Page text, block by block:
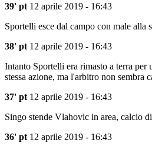
39' pt 12 aprile 2019 - 16:43
Sportelli esce dal campo con male alla
38' pt 12 aprile 2019 - 16:43
Intanto Sportelli era rimasto a terra
stessa azione, ma l'arbitro non sembra
37' pt 12 aprile 2019 - 16:43
Singo stende Vlahovic in area, calcio
36' pt 12 aprile 2019 - 16:43